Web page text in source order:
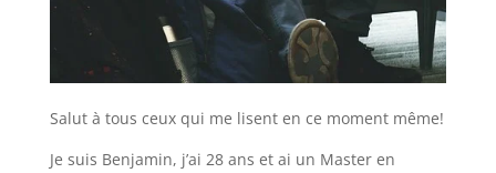
Salut à tous ceux qui me lisent en ce moment même!
Je suis Benjamin, j’ai 28 ans et ai un Master en